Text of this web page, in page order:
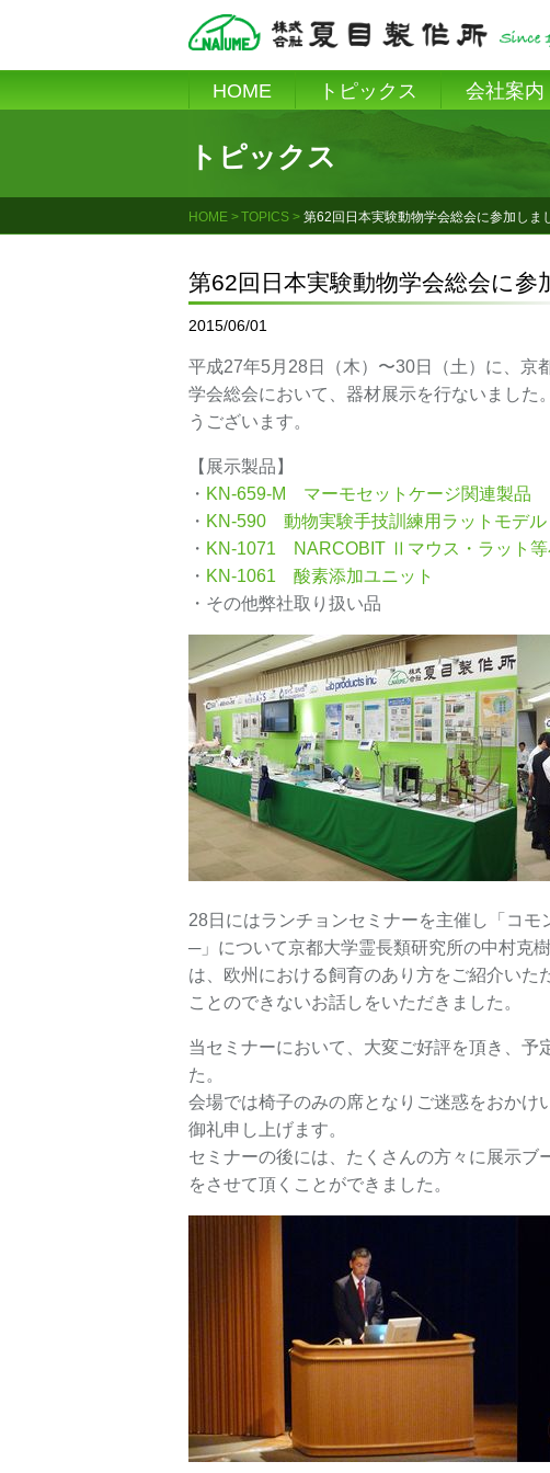
content
HOME トピックス 会社案内
トピックス
HOME TOPICS 第62回日本実験動物学会総会に参加しま
第62回日本実験動物学会総会に参
2015/06/01
平成27年5月28日（木）〜30日（土）に、京
学会総会において、器材展示を行ないました
うございます。
【展示製品】
・ KN-659-M マーモセットケージ関連製品
・ KN-590 動物実験手技訓練用ラットモデ
・ KN-1071 NARCOBIT Ⅱマウス・ラット等
・ KN-1061 酸素添加ユニット
・その他弊社取り扱い品
28日にはランチョンセミナーを主催し「コ
─」について京都大学霊長類研究所の中村克
は、欧州における飼育のあり方をご紹介い
ことのできないお話しをいただきました。
当セミナーにおいて、大変ご好評を頂き、
た。
会場では椅子のみの席となりご迷惑をおかけ
御礼申し上げます。
セミナーの後には、たくさんの方々に展示
をさせて頂くことができました。